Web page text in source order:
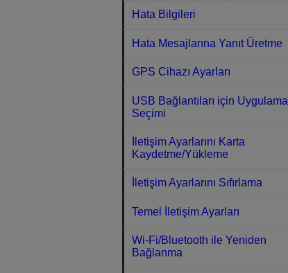
Hata Bilgileri
Hata Mesajlarına Yanıt Üretme
GPS Cihazı Ayarları
USB Bağlantıları için Uygulama
Seçimi
İletişim Ayarlarını Karta
Kaydetme/Yükleme
İletişim Ayarlarını Sıfırlama
Temel İletişim Ayarları
Wi-Fi/Bluetooth ile Yeniden
Bağlanma